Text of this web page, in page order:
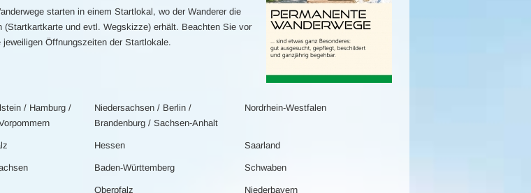
starten in einem Startlokal, wo der Wanderer die
(Startkartkarte und evtl. Wegskizze) erhält. Beachten Sie vor
jeweiligen Öffnungszeiten der Startlokale.
/ Hamburg /
Niedersachsen / Berlin /
Brandenburg / Sachsen-Anhalt
Nordrhein-Westfalen
Hessen Saarland
Baden-Württemberg Schwaben
Oberpfalz Niederbayern